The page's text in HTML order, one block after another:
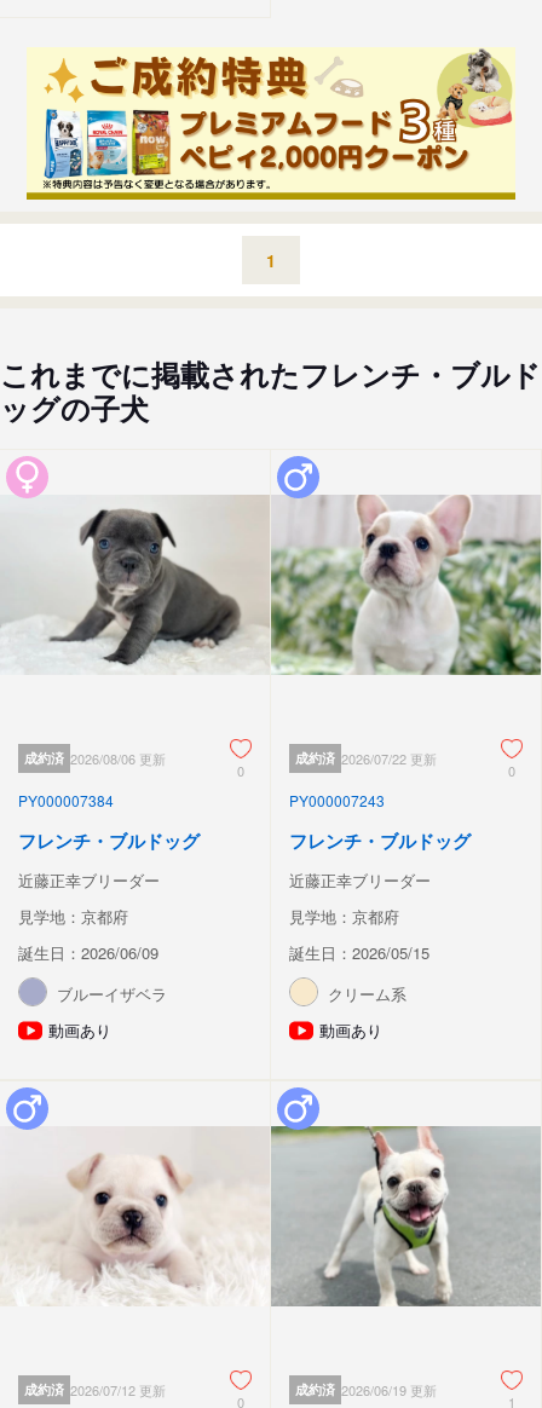
1
これまでに掲載されたフレンチ・ブルド
ッグの子犬
成約済 2026/08/06 更新
0
PY000007384
フレンチ・ブルドッグ
近藤正幸ブリーダー
見学地：京都府
誕生日：2026/06/09
ブルーイザベラ
動画あり
成約済 2026/07/22 更新
0
PY000007243
フレンチ・ブルドッグ
近藤正幸ブリーダー
見学地：京都府
誕生日：2026/05/15
クリーム系
動画あり
成約済 2026/07/12 更新
0
成約済 2026/06/19 更新
1